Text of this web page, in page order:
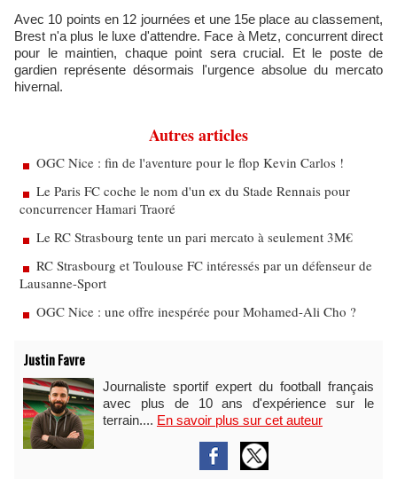
Avec 10 points en 12 journées et une 15e place au classement,
Brest n'a plus le luxe d'attendre. Face à Metz, concurrent direct
pour le maintien, chaque point sera crucial. Et le poste de
gardien représente désormais l'urgence absolue du mercato
hivernal.​
Autres articles
OGC Nice : fin de l'aventure pour le flop Kevin Carlos !
Le Paris FC coche le nom d'un ex du Stade Rennais pour
concurrencer Hamari Traoré
Le RC Strasbourg tente un pari mercato à seulement 3M€
RC Strasbourg et Toulouse FC intéressés par un défenseur de
Lausanne-Sport
OGC Nice : une offre inespérée pour Mohamed-Ali Cho ?
Justin Favre
Journaliste sportif expert du football français
avec plus de 10 ans d'expérience sur le
terrain.... En savoir plus sur cet auteur